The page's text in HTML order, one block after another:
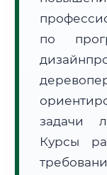
• Маршрут транзита:
• Экспресс-доставка
📜 Документы и
по
задачи
Курсы